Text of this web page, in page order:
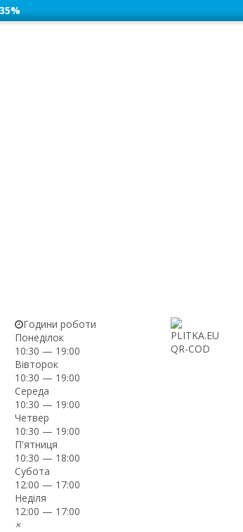
Години роботи
Понеділок
10:30 — 19:00
Вівторок
10:30 — 19:00
Середа
10:30 — 19:00
Четвер
10:30 — 19:00
П'ятниця
10:30 — 18:00
Субота
12:00 — 17:00
Неділя
12:00 — 17:00
×